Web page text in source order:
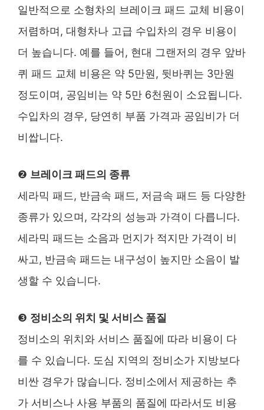
일반적으로 소형차의 브레이크 패드 교체 비용이
저렴하며, 대형차나 고급 수입차의 경우 비용이
더 높습니다. 예를 들어, 현대 그랜저의 경우 앞바
퀴 패드 교체 비용은 약 5만원, 뒷바퀴는 3만원
정도이며, 공임비는 약 5만 6천원이 소요됩니다.
수입차의 경우, 당연히 부품 가격과 공임비가 더
비쌉니다.
❷ 브레이크 패드의 종류
세라믹 패드, 반금속 패드, 저금속 패드 등 다양한
종류가 있으며, 각각의 성능과 가격이 다릅니다.
세라믹 패드는 소음과 먼지가 적지만 가격이 비
싸고, 반금속 패드는 내구성이 높지만 소음이 발
생할 수 있습니다.
❸ 정비소의 위치 및 서비스 품질
정비소의 위치와 서비스 품질에 따라 비용이 다
를 수 있습니다. 도심 지역의 정비소가 지방보다
비싼 경우가 많습니다. 정비소에서 제공하는 추
가 서비스나 사용 부품의 품질에 따라서도 비용